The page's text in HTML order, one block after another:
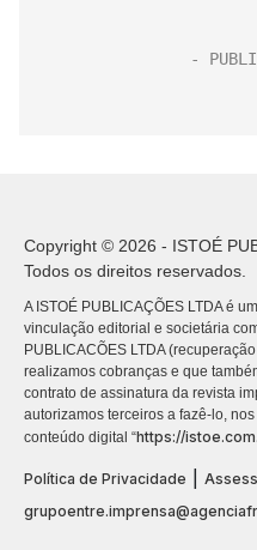
Copyright © 2026 - ISTOÉ
Todos os direitos reservados.
A ISTOÉ PUBLICAÇÕES LTDA é
vinculação editorial e societária
PUBLICACÕES LTDA
realizamos cobranças e que
contrato de assinatura da revista
autorizamos terceiros a fazê-lo,
conteúdo digital “https://
Política de Privacidade